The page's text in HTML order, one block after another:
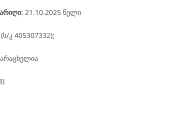
: 21.10.2025 წელი
კ 405307332);